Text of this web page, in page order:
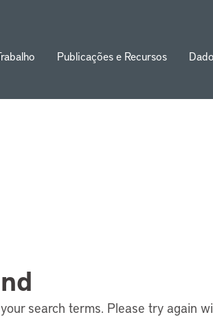
Publicações e Recursos
search terms. Please try again